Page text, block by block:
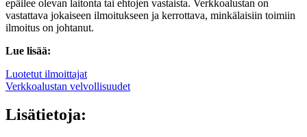
epäilee olevan laitonta tai ehtojen vastaista. Verkkoalustan on
vastattava jokaiseen ilmoitukseen ja kerrottava, minkälaisiin toimiin
ilmoitus on johtanut.
Lue lisää:
Luotetut ilmoittajat
Verkkoalustan velvollisuudet
Lisätietoja: